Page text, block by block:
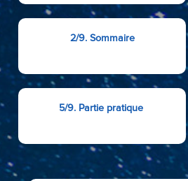
2/9. Sommaire
5/9. Partie pratique